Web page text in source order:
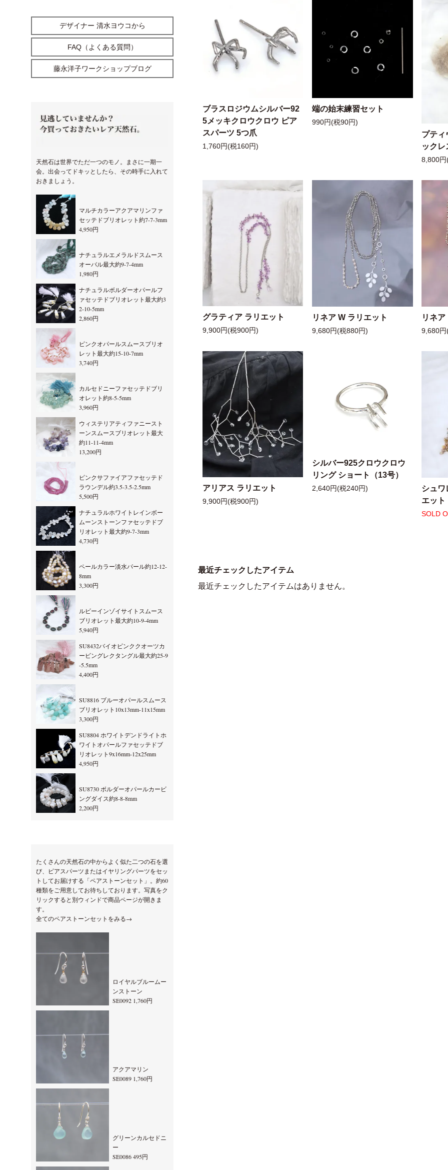
ブラスロジウムシルバー92
5メッキクロウクロウ ピア
スパーツ 5つ爪
1,760円(税160円)
端の始末練習セット
990円(税90円)
プティ
ックレ
8,800
グラティア ラリエット
9,900円(税900円)
リネア W ラリエット
9,680円(税880円)
リネ
9,680
アリアス ラリエット
9,900円(税900円)
シルバー925クロウクロウ
リング ショート（13号）
2,640円(税240円)
シュワ
エット
SOLD
最近チェックしたアイテム
最近チェックしたアイテムはありません。
デザイナー 清水ヨウコから
FAQ（よくある質問）
藤永洋子ワークショップブログ
天然石は世界でただ一つのモノ。まさに一期一
会。出会ってドキッとしたら、その時手に入れて
おきましょう。
マルチカラーアクアマリンファ
セッテドブリオレット約7-7-3mm
4,950円
ナチュラルエメラルドスムース
オーバル最大約9-7-4mm
1,980円
ナチュラルボルダーオパールフ
ァセッテドブリオレット最大約3
2-10-5mm
2,860円
ピンクオパールスムースブリオ
レット最大約15-10-7mm
3,740円
カルセドニーファセッテドブリ
オレット約8-5-5mm
3,960円
ウィステリアティファニースト
ーンスムースブリオレット最大
約11-11-4mm
13,200円
ピンクサファイアファセッテド
ラウンデル約3.5-3.5-2.5mm
5,500円
ナチュラルホワイトレインボー
ムーンストーンファセッテドブ
リオレット最大約9-7-3mm
4,730円
ペールカラー淡水パール約12-12-
8mm
3,300円
ルビーインゾイサイトスムース
ブリオレット最大約10-9-4mm
5,940円
SU8432バイオピンククオーツカ
ービングレクタングル最大約25-9
-5.5mm
4,400円
SU8816 ブルーオパールスムース
ブリオレット10x13mm-11x15mm
3,300円
SU8804 ホワイトデンドライトホ
ワイトオパールファセッテドブ
リオレット9x16mm-12x25mm
4,950円
SU8730 ボルダーオパールカービ
ングダイス約8-8-8mm
2,200円
たくさんの天然石の中からよく似た二つの石を選
び、ピアスパーツまたはイヤリングパーツをセッ
トしてお届けする「ペアストーンセット」。約60
種類をご用意してお待ちしております。写真をク
リックすると別ウィンドで商品ページが開きま
す。
全てのペアストーンセットをみる→
ロイヤルブルームー
ンストーン
SE0092 1,760円
アクアマリン
SE0089 1,760円
グリーンカルセドニ
ー
SE0086 495円